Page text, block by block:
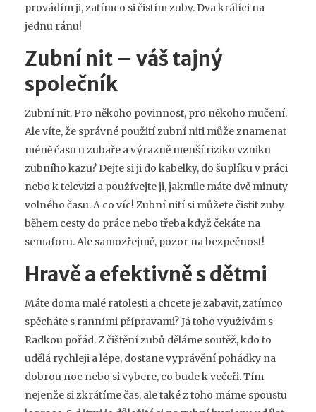
provádím ji, zatímco si čistím zuby. Dva králíci na
jednu ránu!
Zubní nit – váš tajný
společník
Zubní nit. Pro někoho povinnost, pro někoho mučení.
Ale víte, že správné použití zubní niti může znamenat
méně času u zubaře a výrazně menší riziko vzniku
zubního kazu? Dejte si ji do kabelky, do šuplíku v práci
nebo k televizi a používejte ji, jakmile máte dvě minuty
volného času. A co víc! Zubní nití si můžete čistit zuby
během cesty do práce nebo třeba když čekáte na
semaforu. Ale samozřejmě, pozor na bezpečnost!
Hravě a efektivně s dětmi
Máte doma malé ratolesti a chcete je zabavit, zatímco
spěcháte s ranními přípravami? Já toho využívám s
Radkou pořád. Z čištění zubů děláme soutěž, kdo to
udělá rychleji a lépe, dostane vyprávění pohádky na
dobrou noc nebo si vybere, co bude k večeři. Tím
nejenže si zkrátíme čas, ale také z toho máme spoustu